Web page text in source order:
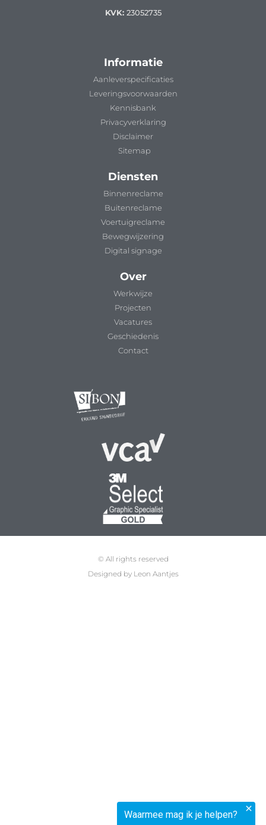
KVK: 23052735
Informatie
Aanleverspecificaties
Leveringsvoorwaarden
Kennisbank
Privacyverklaring
Disclaimer
Sitemap
Diensten
Binnenreclame
Buitenreclame
Voertuigreclame
Bewegwijzering
Digital signage
Over
Werkwijze
Projecten
Vacatures
Geschiedenis
Contact
© All rights reserved
Designed by Leon Aantjes